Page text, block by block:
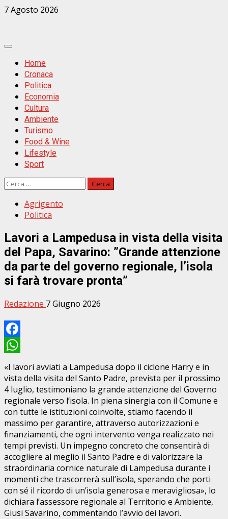
Zum
7 Agosto 2026
Primäres
MenüHome
Cronaca
Politica
Economia
Cultura
Ambiente
Turismo
Food & Wine
Lifestyle
Sport
Ricerca
Agrigento
Politica
Lavori a Lampedusa in vista della visita
del Papa, Savarino: ”Grande attenzione
da parte del governo regionale, l’isola
si farà trovare pronta”
Redazione 7 Giugno 2026
Facebook
WhatsApp
«I lavori avviati a Lampedusa dopo il ciclone Harry e in
vista della visita del Santo Padre, prevista per il prossimo
4 luglio, testimoniano la grande attenzione del Governo
regionale verso l’isola. In piena sinergia con il Comune e
con tutte le istituzioni coinvolte, stiamo facendo il
massimo per garantire, attraverso autorizzazioni e
finanziamenti, che ogni intervento venga realizzato nei
tempi previsti. Un impegno concreto che consentirà di
accogliere al meglio il Santo Padre e di valorizzare la
straordinaria cornice naturale di Lampedusa durante i
momenti che trascorrerà sull’isola, sperando che porti
con sé il ricordo di un’isola generosa e meravigliosa», lo
dichiara l’assessore regionale al Territorio e Ambiente,
Giusi Savarino, commentando l’avvio dei lavori.